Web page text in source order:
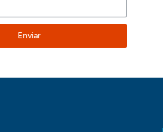
Enviar